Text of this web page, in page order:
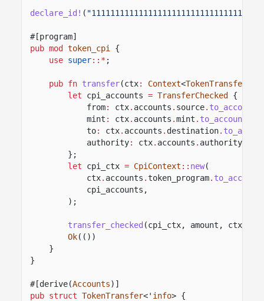
declare_id! ( "11111111111111111111111111111111"
#[program]
pub mod
token_cpi
{
use super::* ;
pub fn transfer(ctx: Context<TokenTransfer
let
cpi_accounts = TransferChecked
{
from: ctx. accounts . source.
mint : ctx. accounts .mint .
to: ctx. accounts . destination.
authority: ctx. accounts . authority
};
let
cpi_ctx = CpiContext :: new(
ctx. accounts .token_program.
cpi_accounts,
);
transfer_checked (cpi_ctx, amount, ctx
Ok(())
}
}
#[derive(Accounts)]
pub struct TokenTransfer<' info> {